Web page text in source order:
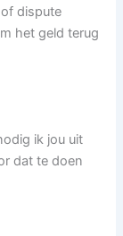
of dispute
het geld terug
ik jou uit
dat te doen